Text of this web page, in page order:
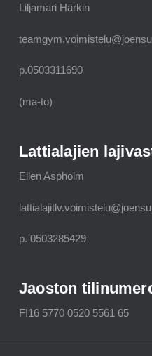
Liljamari Härkin
p.0503311690
(ma-to)
Lattialajien
Ellen Aspholm
p. 0503285429
Jaoston
FI16 5770 0520 5561 65